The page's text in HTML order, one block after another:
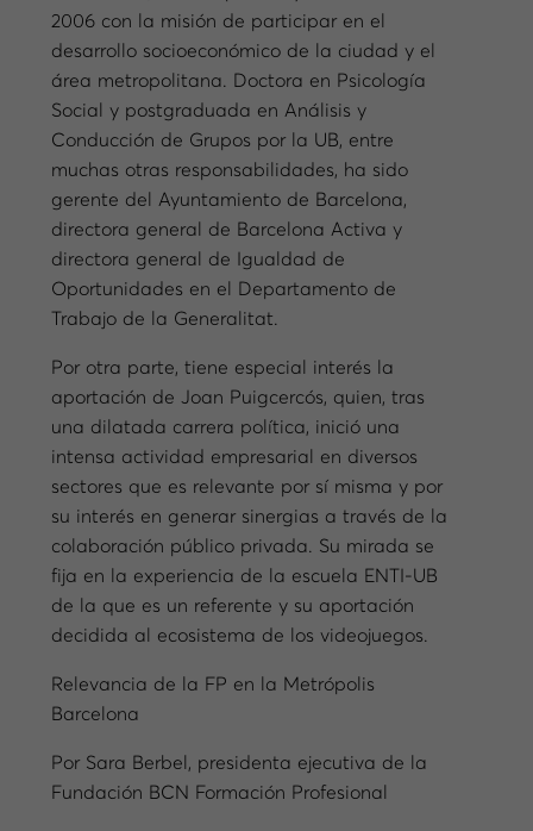
2006 con la misión de participar en el
desarrollo socioeconómico de la ciudad y el
área metropolitana. Doctora en Psicología
Social y postgraduada en Análisis y
Conducción de Grupos por la UB, entre
muchas otras responsabilidades, ha sido
gerente del Ayuntamiento de Barcelona,
directora general de Barcelona Activa y
directora general de Igualdad de
Oportunidades en el Departamento de
Trabajo de la Generalitat.
Por otra parte, tiene especial interés la
aportación de Joan Puigcercós, quien, tras
una dilatada carrera política, inició una
intensa actividad empresarial en diversos
sectores que es relevante por sí misma y por
su interés en generar sinergias a través de la
colaboración público privada. Su mirada se
fija en la experiencia de la escuela ENTI-UB
de la que es un referente y su aportación
decidida al ecosistema de los videojuegos.
Relevancia de la FP en la Metrópolis
Barcelona
Por Sara Berbel, presidenta ejecutiva de la
Fundación BCN Formación Profesional